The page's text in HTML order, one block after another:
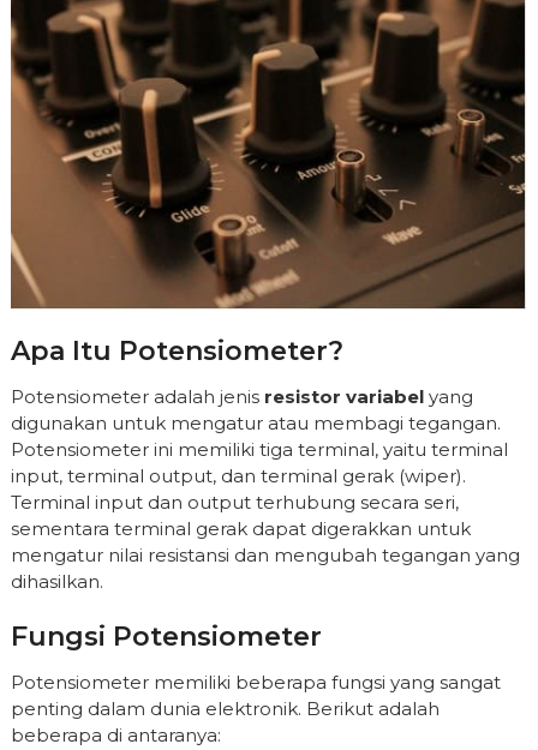
Apa Itu Potensiometer?
Potensiometer adalah jenis resistor variabelyang
digunakan untuk mengatur atau membagi tegangan.
Potensiometer ini memiliki tiga terminal, yaitu terminal
input, terminal output, dan terminal gerak (wiper).
Terminal input dan output terhubung secara seri,
sementara terminal gerak dapat digerakkan untuk
mengatur nilai resistansi dan mengubah tegangan yang
dihasilkan.
Fungsi Potensiometer
Potensiometer memiliki beberapa fungsi yang sangat
penting dalam dunia elektronik. Berikut adalah
beberapa di antaranya: